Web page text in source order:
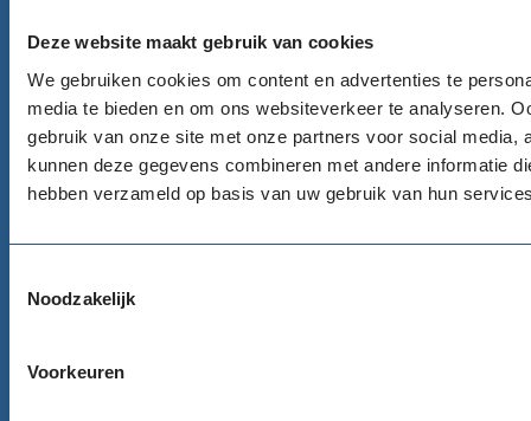
Deze website maakt gebruik van cookies
We gebruiken cookies om content en advertenties te
media te bieden en om ons websiteverkeer te analyseren.
gebruik van onze site met onze partners voor social media,
kunnen deze gegevens combineren met andere informatie
hebben verzameld op basis van uw gebruik van hun
Noodzakelijk
Voorkeuren
Telefoon
020 422 99 77
Email
info@goededoelennederland.nl
100 Watt gebouw
Route